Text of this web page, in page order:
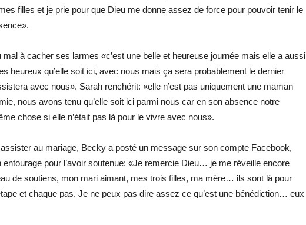
filles et je prie pour que Dieu me donne assez de force pour pouvoir tenir le
à cacher ses larmes «c’est une belle et heureuse journée mais elle a aussi
heureux qu’elle soit ici, avec nous mais ça sera probablement le dernier
avec nous». Sarah renchérit: «elle n’est pas uniquement une maman
nous avons tenu qu’elle soit ici parmi nous car en son absence notre
chose si elle n’était pas là pour le vivre avec nous».
assister au mariage, Becky a posté un message sur son compte Facebook,
pour l’avoir soutenue: «Je remercie Dieu… je me réveille encore
de soutiens, mon mari aimant, mes trois filles, ma mère… ils sont là pour
et chaque pas. Je ne peux pas dire assez ce qu’est une bénédiction… eux